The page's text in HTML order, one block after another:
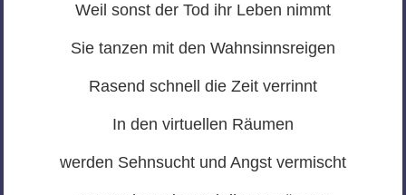
Weil sonst der Tod ihr Leben nimmt
Sie tanzen mit den Wahnsinnsreigen
Rasend schnell die Zeit verrinnt
In den virtuellen Räumen
werden Sehnsucht und Angst vermischt